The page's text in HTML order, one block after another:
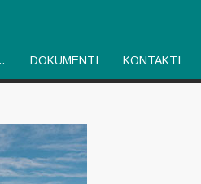
DOKUMENTI KONTAKTI